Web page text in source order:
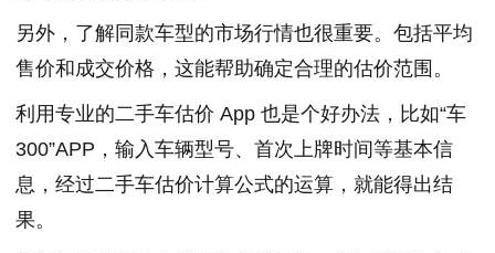
另外，了解同款车型的市场行情也很重要。包括平均
售价和成交价格，这能帮助确定合理的估价范围。
利用专业的二手车估价 App 也是个好办法，比如“车
300”APP，输入车辆型号、首次上牌时间等基本信
息，经过二手车估价计算公式的运算，就能得出结
果。